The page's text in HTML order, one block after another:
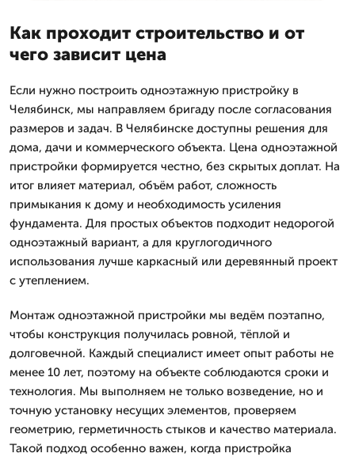
Как проходит строительство и от
чего зависит цена
Если нужно построить одноэтажную пристройку в
Челябинск, мы направляем бригаду после согласования
размеров и задач. В Челябинске доступны решения для
дома, дачи и коммерческого объекта. Цена одноэтажной
пристройки формируется честно, без скрытых доплат. На
итог влияет материал, объём работ, сложность
примыкания к дому и необходимость усиления
фундамента. Для простых объектов подходит недорогой
одноэтажный вариант, а для круглогодичного
использования лучше каркасный или деревянный проект
с утеплением.
Монтаж одноэтажной пристройки мы ведём поэтапно,
чтобы конструкция получилась ровной, тёплой и
долговечной. Каждый специалист имеет опыт работы не
менее 10 лет, поэтому на объекте соблюдаются сроки и
технология. Мы выполняем не только возведение, но и
точную установку несущих элементов, проверяем
геометрию, герметичность стыков и качество материала.
Такой подход особенно важен, когда пристройка